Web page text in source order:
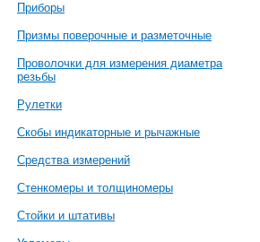
Приборы
Призмы поверочные и разметочные
Проволочки для измерения диаметра
резьбы
Рулетки
Скобы индикаторные и рычажные
Средства измерений
Стенкомеры и толщиномеры
Стойки и штативы